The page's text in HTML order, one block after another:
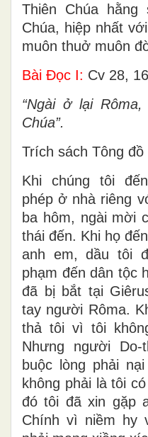
Thiên Chúa
Chúa, hiệp nhất
muôn thuở muôn
Bài Ðọc I: Cv 28,
“Ngài ở lại
Chúa”.
Trích sách Tông đồ
Khi chúng tôi
phép ở nhà riêng
ba hôm, ngài mời
thái đến. Khi họ
anh em, dầu tôi
phạm đến dân tộc
đã bị bắt tại
tay người Rôma.
thả tôi vì tôi
Nhưng người
buộc lòng phải
không phải là tôi
đó tôi đã xin gặp
Chính vì niềm hy